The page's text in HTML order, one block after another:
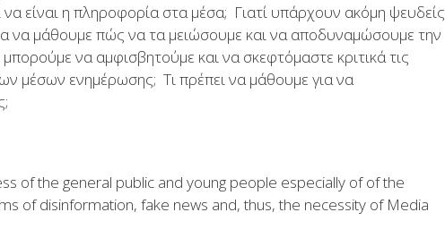
είναι η πληροφορία στα μέσα; Γιατί υπάρχουν ακόμη ψευδείς
να μάθουμε πώς να τα μειώσουμε και να αποδυναμώσουμε την
να αμφισβητούμε και να σκεφτόμαστε κριτικά τις
μέσων ενημέρωσης; Τι πρέπει να μάθουμε για να
of the general public and young people especially of ofthe
of disinformation, fake news and, thus, the necessity of Media